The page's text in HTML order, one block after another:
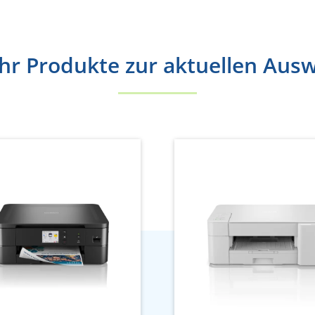
Produkte zur aktuellen